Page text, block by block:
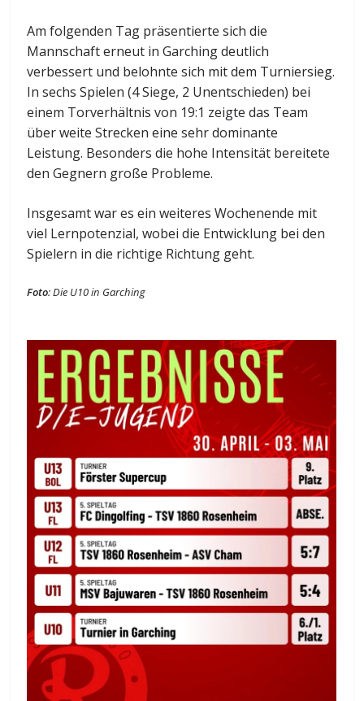
Am folgenden Tag präsentierte sich die
Mannschaft erneut in Garching deutlich
verbessert und belohnte sich mit dem Turniersieg.
In sechs Spielen (4 Siege, 2 Unentschieden) bei
einem Torverhältnis von 19:1 zeigte das Team
über weite Strecken eine sehr dominante
Leistung. Besonders die hohe Intensität bereitete
den Gegnern große Probleme.
Insgesamt war es ein weiteres Wochenende mit
viel Lernpotenzial, wobei die Entwicklung bei den
Spielern in die richtige Richtung geht.
Foto: Die U10 in Garching